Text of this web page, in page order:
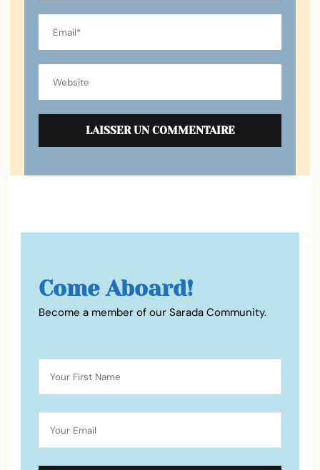
Come Aboard!
Become a member of our Sarada Community.